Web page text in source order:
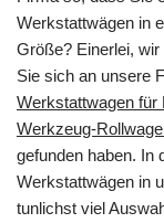
Werkstattwägen in
Größe? Einerlei,
Sie sich an unsere
Werkstattwagen für
Werkzeug-
gefunden haben. In
Werkstattwägen in
tunlichst viel